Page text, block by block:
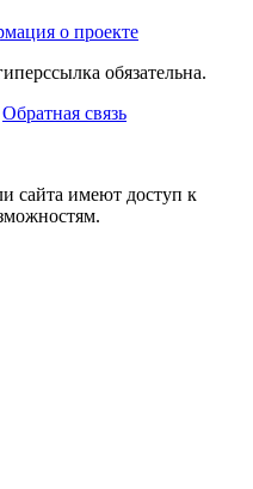
о проекте
обязательна.
Обратная связь
сайта имеют доступ к